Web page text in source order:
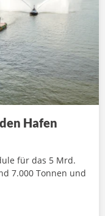
Hafen
für das 5 Mrd.
7.000 Tonnen und